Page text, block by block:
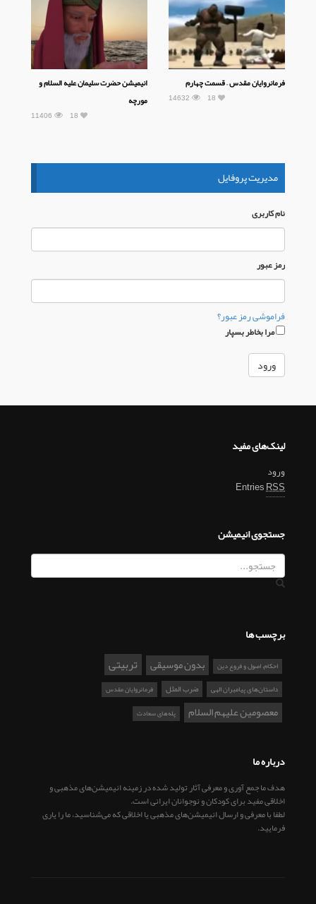
فرمانروایان مقدس – قسمت چهارم
14632 18
انیمیشن حضرت سلیمان علیه السلام و
مورچه
11406 18
مدیریت پروفایل
نام كاربری
رمز عبور
فراموشی رمز عبور؟
مرا بخاطر بسپار
لینک‌های مفید
ورود
EntriesRSS
جستجوی انیمیشن
برچسب ها
احکام، اصول و فروع دین بدون موسیقی تربیتی
داستان‌های پیامبران الهی ضرب المثل فرمانروایان مقدس
معصومین علیهم السلام پله‌های سعادت
درباره ما
هدف ما جمع آوری و معرفی آثار تولید شده در زمینه انیمیشن‌های مذهبی و
اخلاقی مفید برای کودکان و نوجوانان ایرانی است.
لطفا با معرفی و ارسال انیمیشن‌های مذهبی یا اخلاقی که می‌شناسید، ما را یاری
فرمایید.